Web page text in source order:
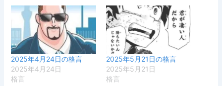
2025年4月24日の格言
2025年4月24日
格言
2025年5月21日の格言
2025年5月21日
格言